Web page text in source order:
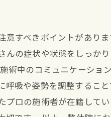
すべきポイントがあり
の症状や状態をしっか
中のコミュニケーショ
吸や姿勢を調整するこ
ロの施術者が在籍して